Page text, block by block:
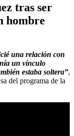
tras ser
hombre
una relación con
un vínculo
estaba soltera”,
del programa de la